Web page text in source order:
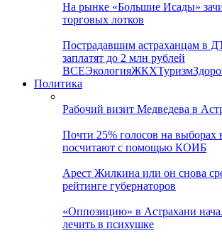
На рынке «Большие Исады»
торговых лотков
Пострадавшим астраханцам в
заплатят до 2 млн рублей
ВСЕЭкологияЖКХТуризм
Политика
Рабочий визит Медведева в
Почти 25% голосов на выборах
посчитают с помощью КОИБ
Арест Жилкина или он снова
рейтинге губернаторов
«Оппозицию» в Астрахани
лечить в психушке